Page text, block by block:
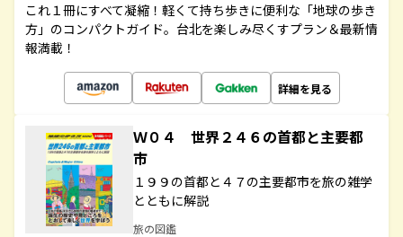
これ１冊にすべて凝縮！軽くて持ち歩きに便利な「地球の歩き
方」のコンパクトガイド。台北を楽しみ尽くすプラン＆最新情
報満載！
詳細を見る
Ｗ０４ 世界２４６の首都と主要都
市
１９９の首都と４７の主要都市を旅の雑学
とともに解説
旅の図鑑